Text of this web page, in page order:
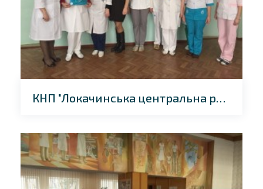
КНП "Локачинська центральна районна лікарня"